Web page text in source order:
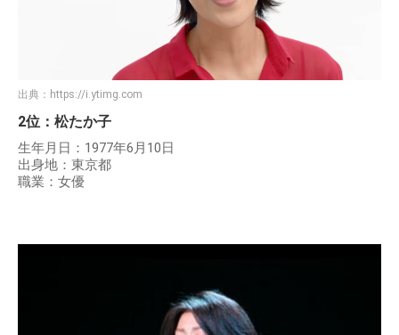
出典： https://i.ytimg.com
2位：松たか子
生年月日：1977年6月10日
出身地：東京都
職業：女優